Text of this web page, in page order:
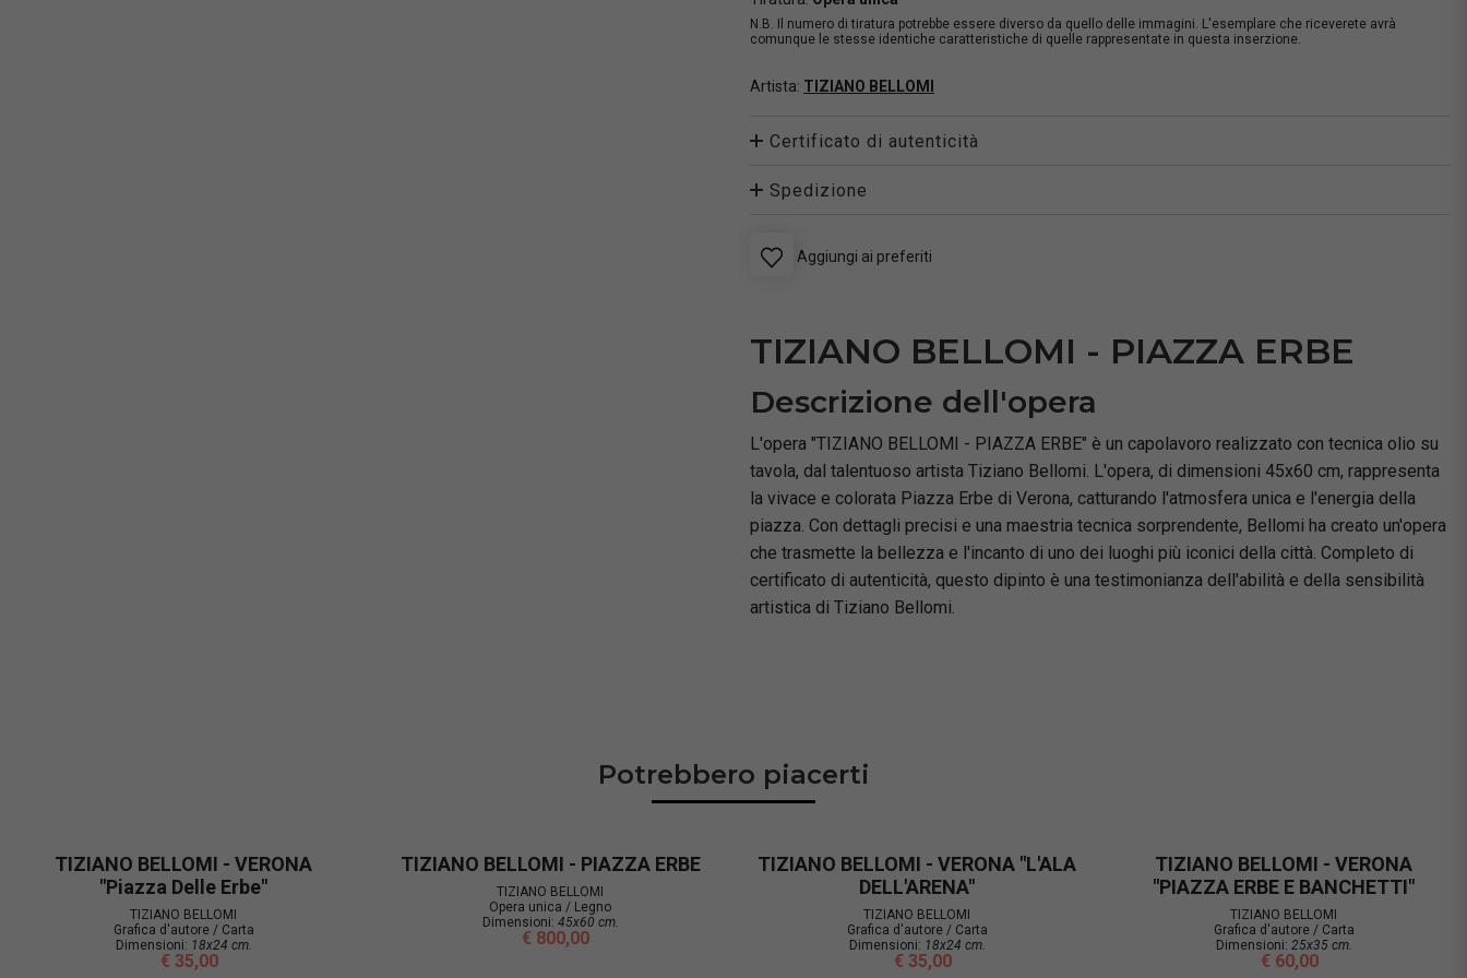
N.B. Il numero di tiratura potrebbe essere diverso da quello delle immagini. L'esemplare che riceverete avrà
comunque le stesse identiche caratteristiche di quelle rappresentate in questa inserzione.
Artista: TIZIANO BELLOMI
Certificato di autenticità
Spedizione
Aggiungi ai preferiti
TIZIANO BELLOMI - PIAZZA ERBE
Descrizione dell'opera
L'opera "TIZIANO BELLOMI - PIAZZA ERBE" è un capolavoro realizzato con tecnica olio su
tavola, dal talentuoso artista Tiziano Bellomi. L'opera, di dimensioni 45x60 cm, rappresenta
la vivace e colorata Piazza Erbe di Verona, catturando l'atmosfera unica e l'energia della
piazza. Con dettagli precisi e una maestria tecnica sorprendente, Bellomi ha creato un'opera
che trasmette la bellezza e l'incanto di uno dei luoghi più iconici della città. Completo di
certificato di autenticità, questo dipinto è una testimonianza dell'abilità e della sensibilità
artistica di Tiziano Bellomi.
Potrebbero piacerti
TIZIANO BELLOMI - VERONA
"Piazza Delle Erbe"
TIZIANO BELLOMI
Grafica d'autore / Carta
Dimensioni: 18x24 cm.
€ 35,00
TIZIANO BELLOMI - PIAZZA ERBE
TIZIANO BELLOMI
Opera unica / Legno
Dimensioni: 45x60 cm.
€ 800,00
TIZIANO BELLOMI - VERONA "L'ALA
DELL'ARENA"
TIZIANO BELLOMI
Grafica d'autore / Carta
Dimensioni: 18x24 cm.
€ 35,00
TIZIANO BELLOMI - VERONA
"PIAZZA ERBE E BANCHETTI"
TIZIANO BELLOMI
Grafica d'autore / Carta
Dimensioni: 25x35 cm.
€ 60,00